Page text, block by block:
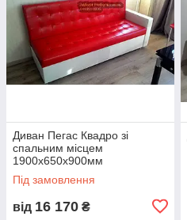
Диван Пегас Квадро зі
спальним місцем
1900х650х900мм
Під замовлення
від 16 170 ₴